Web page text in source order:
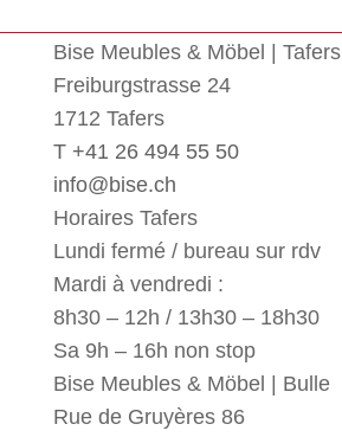
Bise Meubles & Möbel | Tafers
Freiburgstrasse 24
1712 Tafers
T +41 26 494 55 50
info@bise.ch
Horaires Tafers
Lundi fermé / bureau sur rdv
Mardi à vendredi :
8h30 – 12h / 13h30 – 18h30
Sa 9h – 16h non stop
Bise Meubles & Möbel | Bulle
Rue de Gruyères 86